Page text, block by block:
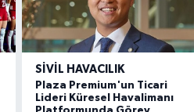
SIVIL HAVACILIK
Plaza Premium'un Ticari
Lideri Küresel Havalimanı